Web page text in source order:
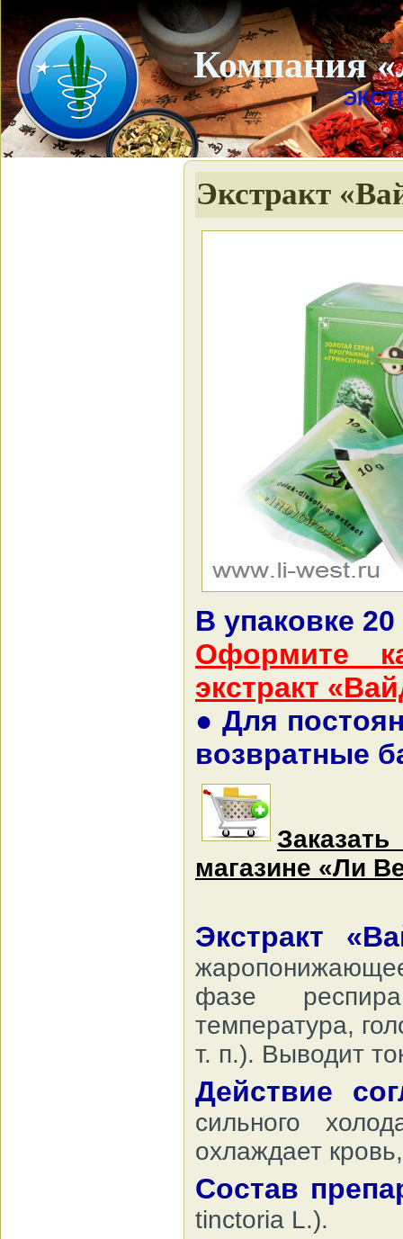
Компания
Экстракт
В упаковке
Оформите
экстракт
● Для
возвратные
магазине «Ли
Экстракт
фазе
температура,
т. п.). Выводит
Действие
сильного
охлаждает
Состав
tinctoria L.).